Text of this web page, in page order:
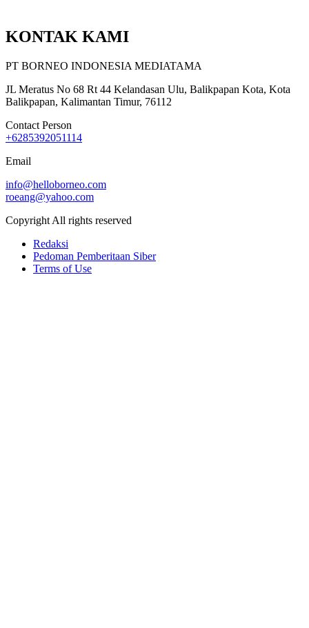
KONTAK KAMI
PT BORNEO INDONESIA MEDIATAMA
JL Meratus No 68 Rt 44 Kelandasan Ulu, Balikpapan Kota, Kota
Balikpapan, Kalimantan Timur, 76112
Contact Person
+6285392051114
Email
info@helloborneo.com
roeang@yahoo.com
Copyright All rights reserved
Redaksi
Pedoman Pemberitaan Siber
Terms of Use